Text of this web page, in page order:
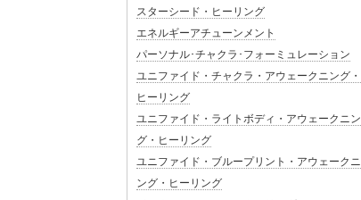
スターシード・ヒーリング
エネルギーアチューンメント
パーソナル･チャクラ･フォーミュレーション
ユニファイド・チャクラ・アウェークニング・
ヒーリング
ユニファイド・ライトボディ・アウェークニン
グ・ヒーリング
ユニファイド・ブループリント・アウェークニ
ング・ヒーリング